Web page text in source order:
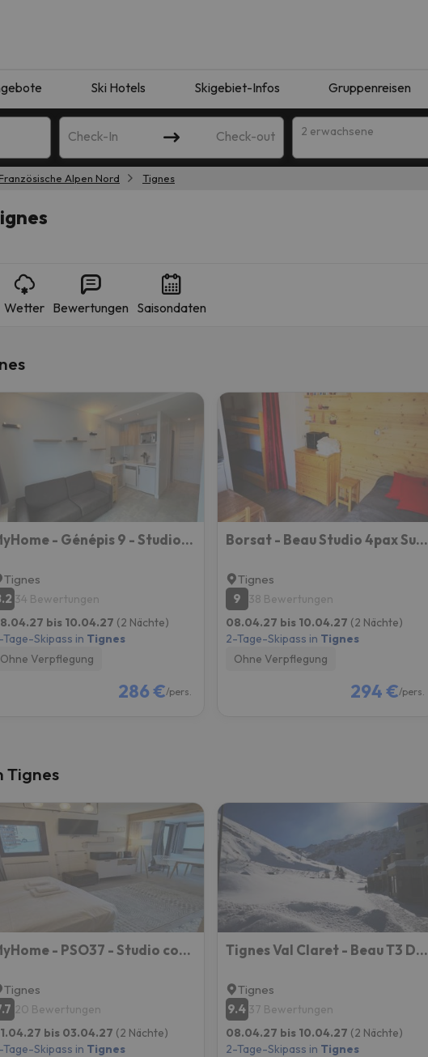
Ski Hotels Skigebiet-Infos Gruppenreisen
Check-In Check-out 2 erwachsene
verirrt. Sobald er seinen Kompass gefunden hat, wird er zurück sein.
Französische Alpen Nord Tignes
Wetter Bewertungen Saisondaten
MyHome - Génépis 9 - Studio rénové Tignes Val Claret 4 pax sks aux pieds
Tignes
34 Bewertungen
bis 10.04.27 (2 Nächte)
Tage-Skipass in Tignes
Ohne Verpflegung
286 €/pers.
Borsat - Beau Studio 4pax Sur Les Pistes, Avec Balcon
Tignes
9
38 Bewertungen
08.04.27 bis 10.04.27 (2 Nächte)
2-Tage-Skipass in Tignes
Ohne Verpflegung
294 €/pers.
Tignes
MyHome - PSO37 - Studio cosy 4 pax Val Claret
Tignes
20 Bewertungen
bis 03.04.27 (2 Nächte)
Tage-Skipass in Tignes
Tignes Val Claret - Beau T3 De Standing, Refait à Neuf
Tignes
9.4 37 Bewertungen
08.04.27 bis 10.04.27 (2 Nächte)
2-Tage-Skipass in Tignes